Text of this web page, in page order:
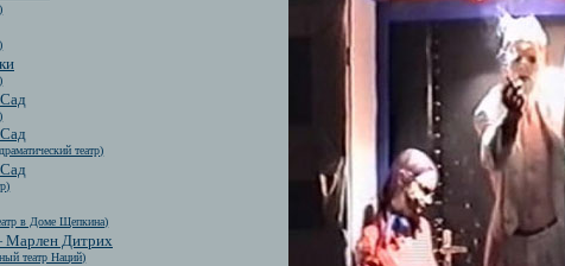
театр)
в Доме Щепкина)
Дитрих
театр Наций)